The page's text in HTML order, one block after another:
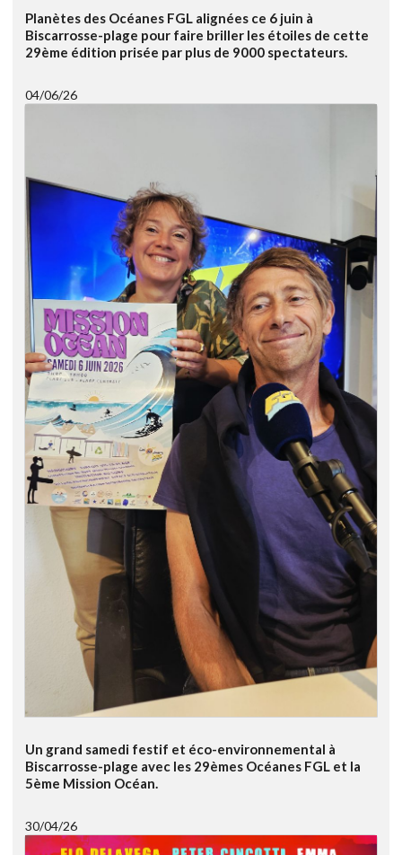
Planètes des Océanes FGL alignées ce 6 juin à
Biscarrosse-plage pour faire briller les étoiles de cette
29ème édition prisée par plus de 9000 spectateurs.
04/06/26
Un grand samedi festif et éco-environnemental à
Biscarrosse-plage avec les 29èmes Océanes FGL et la
5ème Mission Océan.
30/04/26